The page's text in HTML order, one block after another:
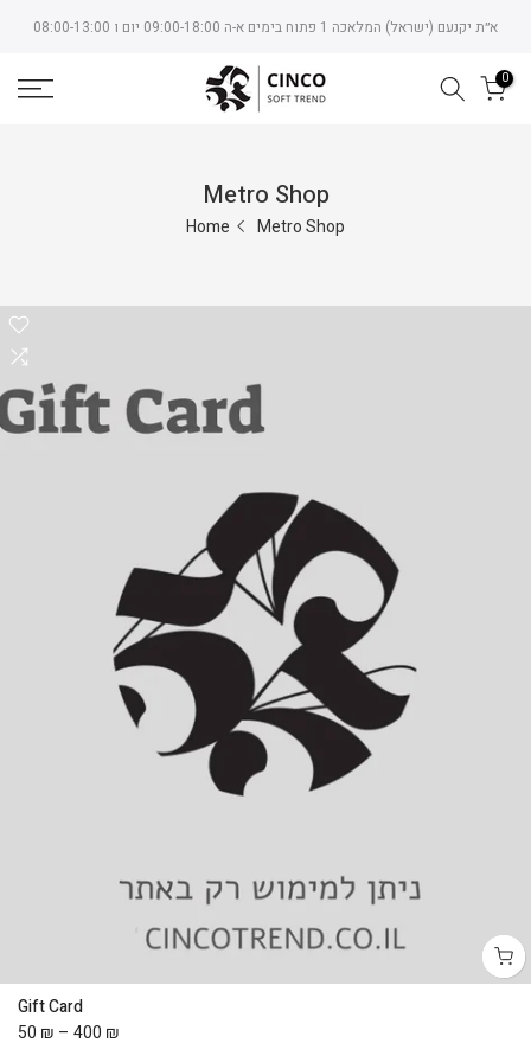
Skip
content
א״ת יקנעם (ישראל) המלאכה 1 פתוח בימים א-ה 09:00-18:00 יום ו 08:00-13:00
0
Metro Shop
Home Metro Shop
Gift Card
50 ₪ – 400 ₪